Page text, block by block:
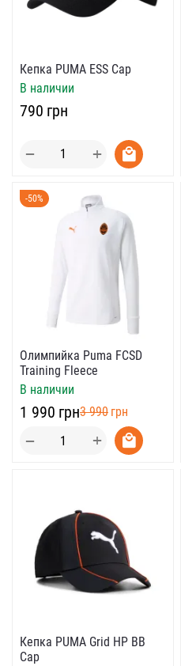
Кепка PUMA ESS Cap
В наличии
‍790‍ грн
+
−
-50%
Олимпийка Puma FCSD
Training Fleece
В наличии
‍1 990‍ грн‍3 990‍ грн
+
−
Кепка PUMA Grid HP BB
Cap